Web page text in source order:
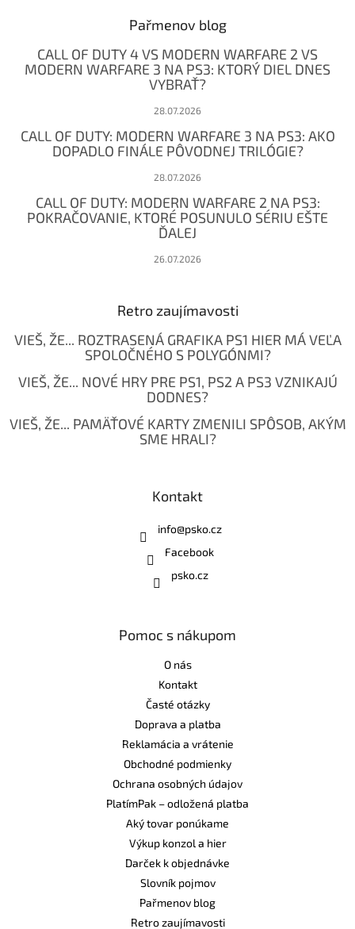
Pařmenov blog
CALL OF DUTY 4 VS MODERN WARFARE 2 VS
MODERN WARFARE 3 NA PS3: KTORÝ DIEL DNES
VYBRAŤ?
28.07.2026
CALL OF DUTY: MODERN WARFARE 3 NA PS3: AKO
DOPADLO FINÁLE PÔVODNEJ TRILÓGIE?
28.07.2026
CALL OF DUTY: MODERN WARFARE 2 NA PS3:
POKRAČOVANIE, KTORÉ POSUNULO SÉRIU EŠTE
ĎALEJ
26.07.2026
Retro zaujímavosti
VIEŠ, ŽE... ROZTRASENÁ GRAFIKA PS1 HIER MÁ VEĽA
SPOLOČNÉHO S POLYGÓNMI?
VIEŠ, ŽE... NOVÉ HRY PRE PS1, PS2 A PS3 VZNIKAJÚ
DODNES?
VIEŠ, ŽE... PAMÄŤOVÉ KARTY ZMENILI SPÔSOB, AKÝM
SME HRALI?
Kontakt
info@psko.cz
Facebook
psko.cz
Pomoc s nákupom
O nás
Kontakt
Časté otázky
Doprava a platba
Reklamácia a vrátenie
Obchodné podmienky
Ochrana osobných údajov
PlatímPak – odložená platba
Aký tovar ponúkame
Výkup konzol a hier
Darček k objednávke
Slovník pojmov
Pařmenov blog
Retro zaujímavosti